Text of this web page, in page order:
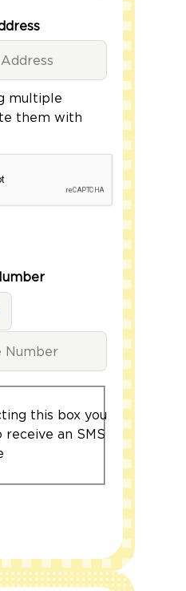
multiple
them with
this box you
an SMS